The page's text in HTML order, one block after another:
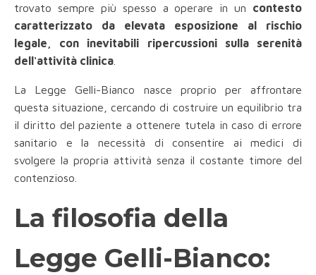
trovato sempre più spesso a operare in un contesto
caratterizzato da elevata esposizione al rischio
legale, con inevitabili ripercussioni sulla serenità
dell'attività clinica
La Legge Gelli-Bianco nasce proprio per affrontare
questa situazione, cercando di costruire un equilibrio tra
il diritto del paziente a ottenere tutela in caso di errore
sanitario e la necessità di consentire ai medici di
svolgere la propria attività senza il costante timore del
contenzioso.
La filosofia della
Legge Gelli-Bianco: